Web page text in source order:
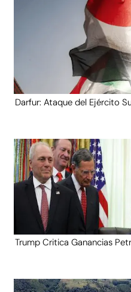
Darfur: Ataque del Ejército
Trump Critica Ganancias